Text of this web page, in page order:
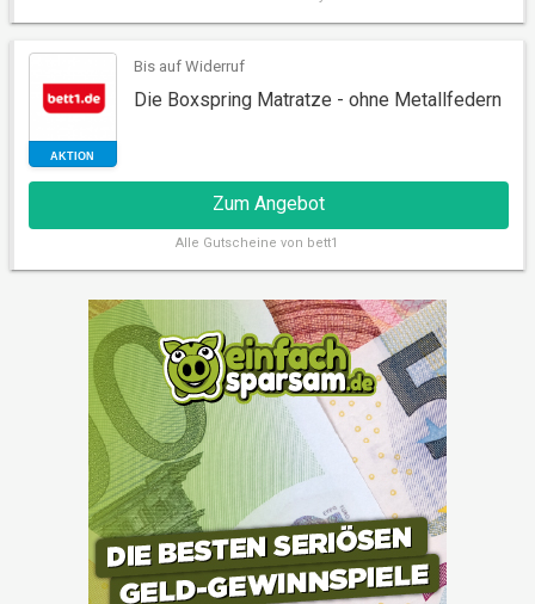
RABATT
AKTION
Bis auf Widerruf
Die Boxspring Matratze - ohne Metallfedern
Zum Angebot
Alle Gutscheine von bett1